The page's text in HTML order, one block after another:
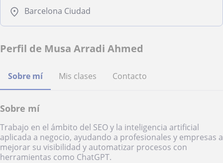
Barcelona Ciudad
Perfil de Musa Arradi Ahmed
Sobre mí Mis clases Contacto
Sobre mí
Trabajo en el ámbito del SEO y la inteligencia artificial
aplicada a negocio, ayudando a profesionales y empresas a
mejorar su visibilidad y automatizar procesos con
herramientas como ChatGPT.